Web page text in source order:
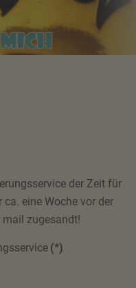
der Zeit für
eine Woche vor der
mail zugesandt!
(*)